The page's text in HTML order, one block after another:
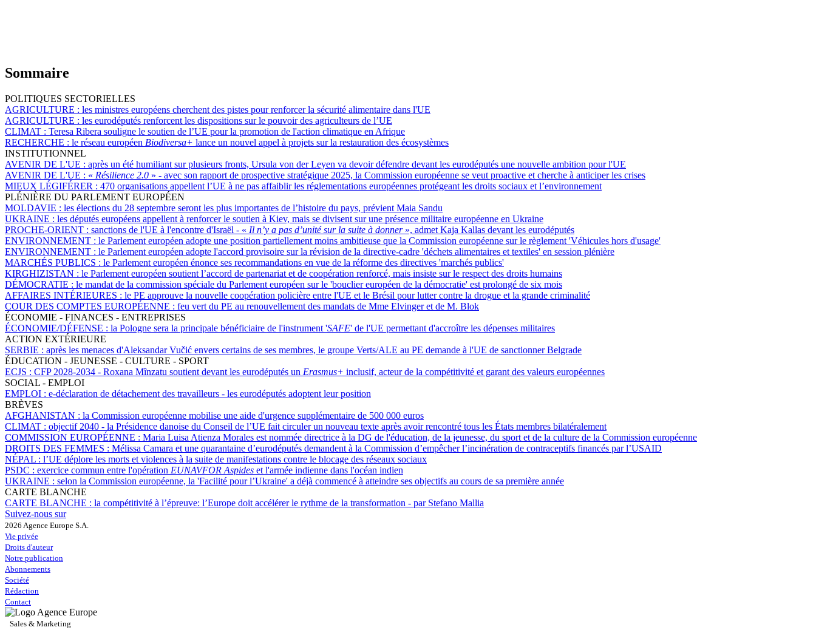
Sommaire
POLITIQUES SECTORIELLES
AGRICULTURE : les ministres européens cherchent des pistes pour renforcer la sécurité alimentaire dans l'UE
AGRICULTURE : les eurodéputés renforcent les dispositions sur le pouvoir des agriculteurs de l’UE
CLIMAT : Teresa Ribera souligne le soutien de l’UE pour la promotion de l'action climatique en Afrique
RECHERCHE : le réseau européen Biodiversa+ lance un nouvel appel à projets sur la restauration des écosystèmes
INSTITUTIONNEL
AVENIR DE L'UE : après un été humiliant sur plusieurs fronts, Ursula von der Leyen va devoir défendre devant les eurodéputés une nouvelle ambition pour l'UE
AVENIR DE L'UE : « Résilience 2.0 » - avec son rapport de prospective stratégique 2025, la Commission européenne se veut proactive et cherche à anticiper les crises
MIEUX LÉGIFÉRER : 470 organisations appellent l’UE à ne pas affaiblir les réglementations européennes protégeant les droits sociaux et l’environnement
PLÉNIÈRE DU PARLEMENT EUROPÉEN
MOLDAVIE : les élections du 28 septembre seront les plus importantes de l’histoire du pays, prévient Maia Sandu
UKRAINE : les députés européens appellent à renforcer le soutien à Kiev, mais se divisent sur une présence militaire européenne en Ukraine
PROCHE-ORIENT : sanctions de l'UE à l'encontre d'Israël - « Il n’y a pas d’unité sur la suite à donner », admet Kaja Kallas devant les eurodéputés
ENVIRONNEMENT : le Parlement européen adopte une position partiellement moins ambitieuse que la Commission européenne sur le règlement 'Véhicules hors d'usage'
ENVIRONNEMENT : le Parlement européen adopte l'accord provisoire sur la révision de la directive-cadre 'déchets alimentaires et textiles' en session plénière
MARCHÉS PUBLICS : le Parlement européen énonce ses recommandations en vue de la réforme des directives 'marchés publics'
KIRGHIZISTAN : le Parlement européen soutient l’accord de partenariat et de coopération renforcé, mais insiste sur le respect des droits humains
DÉMOCRATIE : le mandat de la commission spéciale du Parlement européen sur le 'bouclier européen de la démocratie' est prolongé de six mois
AFFAIRES INTÉRIEURES : le PE approuve la nouvelle coopération policière entre l'UE et le Brésil pour lutter contre la drogue et la grande criminalité
COUR DES COMPTES EUROPÉENNE : feu vert du PE au renouvellement des mandats de Mme Elvinger et de M. Blok
ÉCONOMIE - FINANCES - ENTREPRISES
ÉCONOMIE/DÉFENSE : la Pologne sera la principale bénéficiaire de l'instrument 'SAFE' de l'UE permettant d'accroître les dépenses militaires
ACTION EXTÉRIEURE
SERBIE : après les menaces d'Aleksandar Vučić envers certains de ses membres, le groupe Verts/ALE au PE demande à l'UE de sanctionner Belgrade
ÉDUCATION - JEUNESSE - CULTURE - SPORT
ECJS : CFP 2028-2034 - Roxana Mînzatu soutient devant les eurodéputés un Erasmus+ inclusif, acteur de la compétitivité et garant des valeurs européennes
SOCIAL - EMPLOI
EMPLOI : e-déclaration de détachement des travailleurs - les eurodéputés adoptent leur position
BRÈVES
AFGHANISTAN : la Commission européenne mobilise une aide d'urgence supplémentaire de 500 000 euros
CLIMAT : objectif 2040 - la Présidence danoise du Conseil de l’UE fait circuler un nouveau texte après avoir rencontré tous les États membres bilatéralement
COMMISSION EUROPÉENNE : Maria Luisa Atienza Morales est nommée directrice à la DG de l'éducation, de la jeunesse, du sport et de la culture de la Commission européenne
DROITS DES FEMMES : Mélissa Camara et une quarantaine d’eurodéputés demandent à la Commission d’empêcher l’incinération de contraceptifs financés par l’USAID
NÉPAL : l’UE déplore les morts et violences à la suite de manifestations contre le blocage des réseaux sociaux
PSDC : exercice commun entre l'opération EUNAVFOR Aspides et l'armée indienne dans l'océan indien
UKRAINE : selon la Commission européenne, la 'Facilité pour l’Ukraine' a déjà commencé à atteindre ses objectifs au cours de sa première année
CARTE BLANCHE
CARTE BLANCHE : la compétitivité à l’épreuve: l’Europe doit accélérer le rythme de la transformation - par Stefano Mallia
Suivez-nous sur
2026 Agence Europe S.A.
Vie privée
Droits d'auteur
Notre publication
Abonnements
Société
Rédaction
Contact
Sales & Marketing